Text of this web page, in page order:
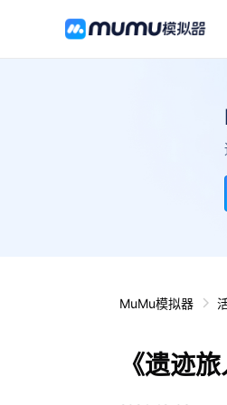
MuMu模拟器
《遗迹